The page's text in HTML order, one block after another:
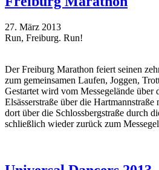
27. März 2013
Run, Freiburg. Run!
Der Freiburg Marathon feiert seinen
zum gemeinsamen Laufen, Joggen,
Gestartet wird vom Messegelände über
Elsässerstraße über die
dort über die Schlossbergstraße durch
schließlich wieder zurück zum